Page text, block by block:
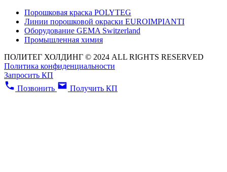
Порошковая краска POLYTEG
Линии порошковой окраски EUROIMPIANTI
Оборудование GEMA Switzerland
Промышленная химия
ПОЛИТЕГ ХОЛДИНГ © 2024 ALL RIGHTS RESERVED
Политика конфиденциальности
Запросить КП
Позвонить
Получить КП